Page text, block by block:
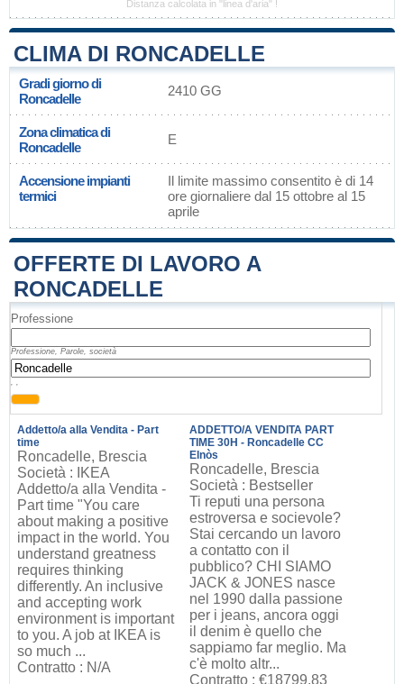
Distanza calcolata in "linea d'aria" !
CLIMA DI RONCADELLE
Gradi giorno di
Roncadelle
2410 GG
Zona climatica di
Roncadelle
E
Accensione impianti
termici
Il limite massimo consentito è di 14
ore giornaliere dal 15 ottobre al 15
aprile
OFFERTE DI LAVORO A
RONCADELLE
Professione
Professione, Parole, società
, ,
Addetto/a alla Vendita - Part
time
Roncadelle, Brescia
Società : IKEA
Addetto/a alla Vendita -
Part time "You care
about making a positive
impact in the world. You
understand greatness
requires thinking
differently. An inclusive
and accepting work
environment is important
to you. A job at IKEA is
so much ...
Contratto : N/A
ADDETTO/A VENDITA PART
TIME 30H - Roncadelle CC
Elnòs
Roncadelle, Brescia
Società : Bestseller
Ti reputi una persona
estroversa e socievole?
Stai cercando un lavoro
a contatto con il
pubblico? CHI SIAMO
JACK & JONES nasce
nel 1990 dalla passione
per i jeans, ancora oggi
il denim è quello che
sappiamo far meglio. Ma
c'è molto altr...
Contratto : €18799.83